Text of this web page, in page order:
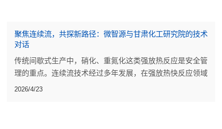
聚焦连续流，共探新路径：微智源与甘肃化工研究院的技术
对话
传统间歇式生产中，硝化、重氮化这类强放热反应是安全管
理的重点。连续流技术经过多年发展，在强放热快反应领域
已有一些工业规模应用。
2026/4/23